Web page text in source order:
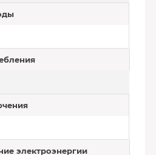
электроэнергии